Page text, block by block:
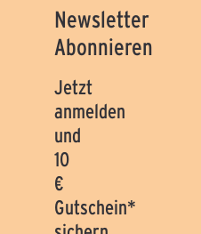
Newsletter
Abonnieren
Jetzt
anmelden
und
10
€
Gutschein*